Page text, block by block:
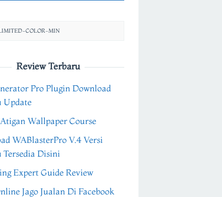
COLOR-MIN
Review Terbaru
Pro Plugin Download
Update
Wallpaper Course
WABlasterPro V.4 Versi
Tersedia Disini
Expert Guide Review
Jago Jualan Di Facebook